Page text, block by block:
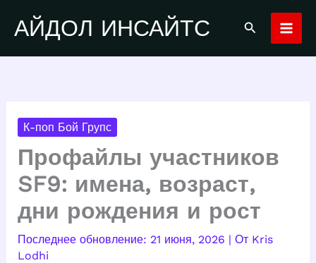
содержимому
АЙДОЛ ИНСАЙТС Поиск
К-поп Бой Групс
Профайлы участников
SF9: имена, возраст,
дни рождения и рост
21 июня, 2026 | От Kris
Lodhi